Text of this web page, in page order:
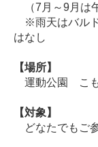
（7月～9月は
※雨天はバルド
はなし
【場所】
運動公園 こ
【対象】
どなたでもご